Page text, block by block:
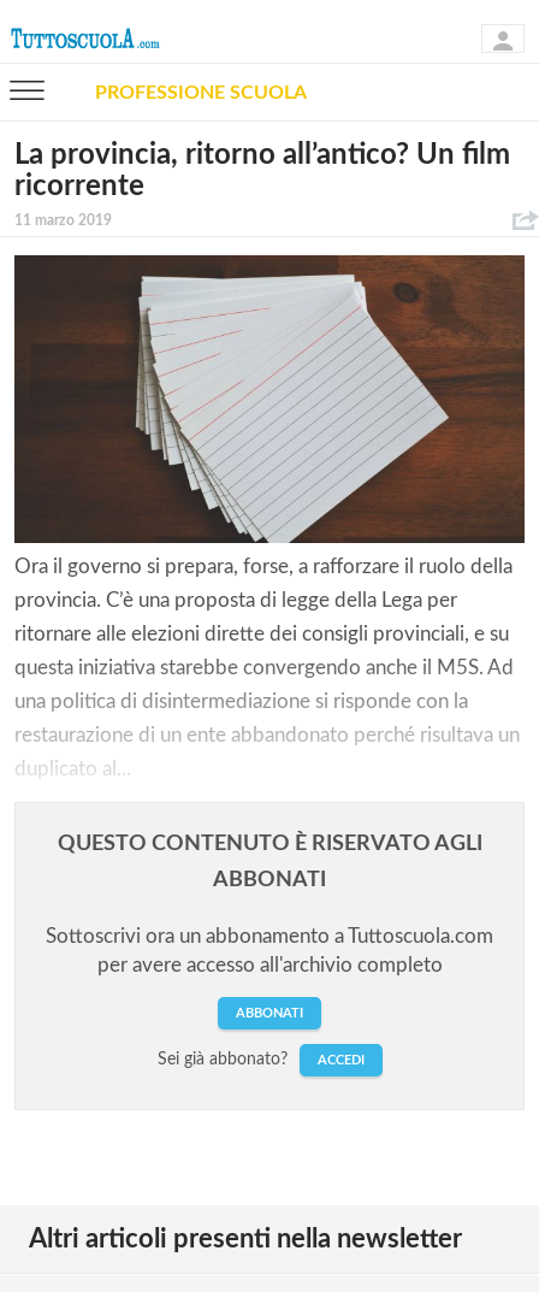
PROFESSIONE SCUOLA
La provincia, ritorno all’antico? Un film
ricorrente
11 marzo 2019
Ora il governo si prepara, forse, a rafforzare il ruolo della
provincia. C’è una proposta di legge della Lega per
ritornare alle elezioni dirette dei consigli provinciali, e su
questa iniziativa starebbe convergendo anche il M5S. Ad
una politica di disintermediazione si risponde con la
restaurazione di un ente abbandonato perché risultava un
duplicato al...
QUESTO CONTENUTO È RISERVATO AGLI
ABBONATI
Sottoscrivi ora un abbonamento a Tuttoscuola.com
per avere accesso all'archivio completo
ABBONATI
Sei già abbonato? ACCEDI
Altri articoli presenti nella newsletter